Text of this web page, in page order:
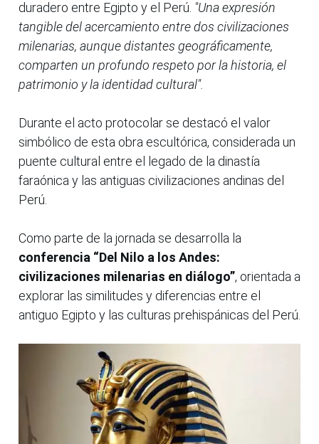
duradero entre Egipto y el Perú. "Una expresión
tangible del acercamiento entre dos civilizaciones
milenarias, aunque distantes geográficamente,
comparten un profundo respeto por la historia, el
patrimonio y la identidad cultural".
Durante el acto protocolar se destacó el valor
simbólico de esta obra escultórica, considerada un
puente cultural entre el legado de la dinastía
faraónica y las antiguas civilizaciones andinas del
Perú.
Como parte de la jornada se desarrolla la
conferencia “Del Nilo a los Andes:
civilizaciones milenarias en diálogo”, orientada a
explorar las similitudes y diferencias entre el
antiguo Egipto y las culturas prehispánicas del Perú.